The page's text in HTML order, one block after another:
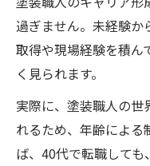
過ぎません。未経験か
取得や現場経験を積ん
く見られます。
実際に、塗装職人の世
れるため、年齢による
ば、40代で転職して